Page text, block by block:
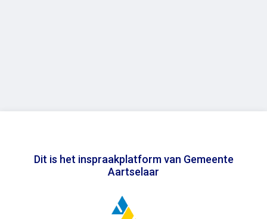
Dit is het inspraakplatform van Gemeente
Aartselaar